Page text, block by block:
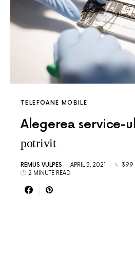
TELEFOANE MOBILE
Alegerea service-
potrivit
REMUS VULPES APRIL 5, 2021
399
2 MINUTE READ